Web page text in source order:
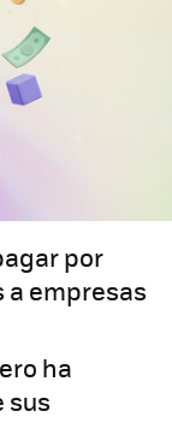
por
a empresas
ha
sus